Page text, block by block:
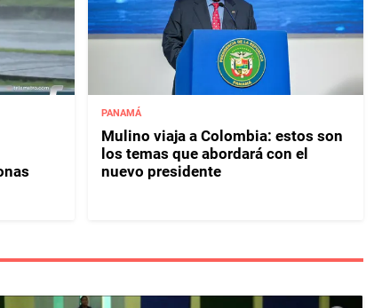
PANAMÁ
Mulino viaja a Colombia: estos son
los temas que abordará con el
nuevo presidente